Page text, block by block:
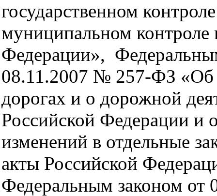
государственном
муниципальном контроле
Федерации»,
08.11.2007 № 257-ФЗ «Об
дорогах и о дорожной
Российской Федерации и
изменений в отдельные
акты Российской
Федеральным законом